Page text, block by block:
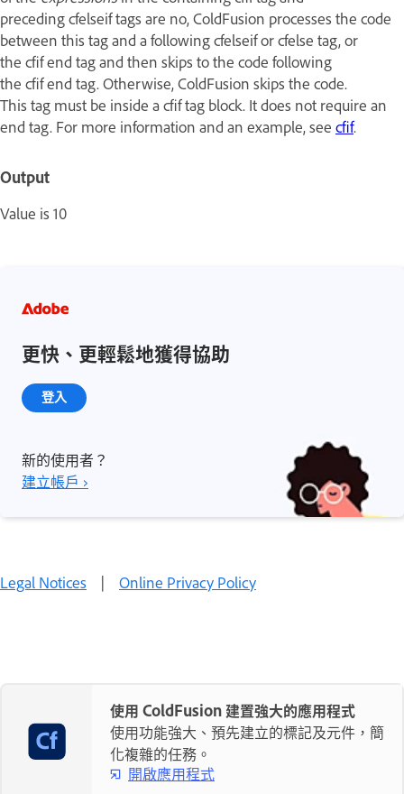
preceding cfelseif tags are no, ColdFusion processes the code
between this tag and a following cfelseif or cfelse tag, or
the cfif end tag and then skips to the code following
the cfif end tag. Otherwise, ColdFusion skips the code.
This tag must be inside a cfif tag block. It does not require an
end tag. For more information and an example, see cfif.
Output
Value is 10
更快、更輕鬆地獲得協助
登入
新的使用者？
建立帳戶 ›
Legal Notices | Online Privacy Policy
使用 ColdFusion 建置強大的應用程式
使用功能強大、預先建立的標記及元件，簡
化複雜的任務。
開啟應用程式